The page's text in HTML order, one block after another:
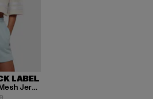
LABEL
Ladies Cropped Mesh Jersey
Aktionspreis: 29,99 EUR